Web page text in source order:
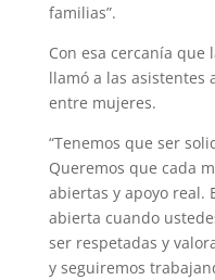
familias”.
Con esa cercanía que
llamó a las
entre mujeres.
“Tenemos que ser
Queremos que cada
abiertas y apoyo real.
abierta cuando
ser respetadas y
y seguiremos